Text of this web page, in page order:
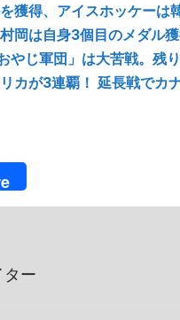
獲得、アイスホッケーは
岡は自身3個目のメダル
やじ軍団」は大苦戦。残
カが3連覇！ 延長戦でカ
ー